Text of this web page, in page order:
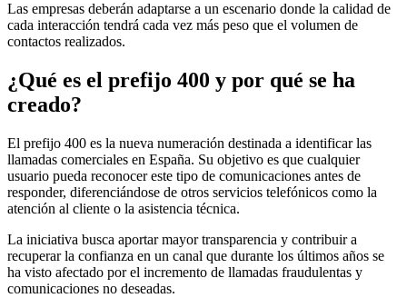
Las empresas deberán adaptarse a un escenario donde la calidad de
cada interacción tendrá cada vez más peso que el volumen de
contactos realizados.
¿Qué es el prefijo 400 y por qué se ha
creado?
El prefijo 400 es la nueva numeración destinada a identificar las
llamadas comerciales en España. Su objetivo es que cualquier
usuario pueda reconocer este tipo de comunicaciones antes de
responder, diferenciándose de otros servicios telefónicos como la
atención al cliente o la asistencia técnica.
La iniciativa busca aportar mayor transparencia y contribuir a
recuperar la confianza en un canal que durante los últimos años se
ha visto afectado por el incremento de llamadas fraudulentas y
comunicaciones no deseadas.